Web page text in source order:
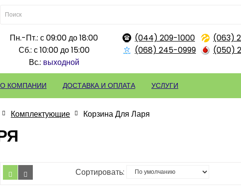
Пн.-Пт.: с 09:00 до 18:00
Сб.: с 10:00 до 15:00
Вс.: выходной
(044) 209-1000
(063)
(068) 245-0999
(050)
О КОМПАНИИ ДОСТАВКА И ОПЛАТА УСЛУГИ
Комплектующие Корзина Для Ларя
Сортировать: